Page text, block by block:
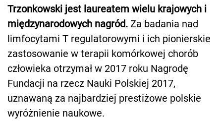
Trzonkowski jest laureatem wielu krajowych i
międzynarodowych nagród. Za badania nad
limfocytami T regulatorowymi i ich pionierskie
zastosowanie w terapii komórkowej chorób
człowieka otrzymał w 2017 roku Nagrodę
Fundacji na rzecz Nauki Polskiej 2017,
uznawaną za najbardziej prestiżowe polskie
wyróżnienie naukowe.